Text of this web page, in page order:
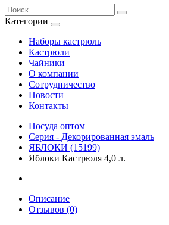
Категории
Наборы кастрюль
Кастрюли
Чайники
О компании
Сотрудничество
Новости
Контакты
Посуда оптом
Серия - Декорированная эмаль
ЯБЛОКИ (15199)
Яблоки Кастрюля 4,0 л.
Описание
Отзывов (0)